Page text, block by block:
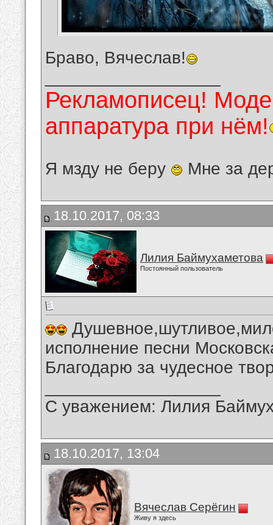
Браво, Вячеслав!
Рекламописец!
аппаратура при нём!
Я мзду не беру Мне за
18.10.2017, 08:33
Лилия Баймухаметова
Постоянный пользователь
исполнение песни
Благодарю за чудесное
С уважением: Лилия
18.10.2017, 13:04
Вячеслав Серёгин
Живу я здесь